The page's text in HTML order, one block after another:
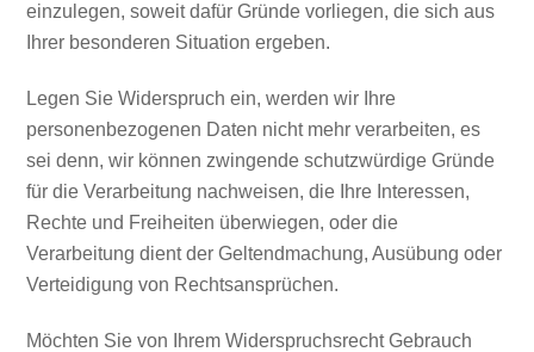
einzulegen, soweit dafür Gründe vorliegen, die sich aus
Ihrer besonderen Situation ergeben.
Legen Sie Widerspruch ein, werden wir Ihre
personenbezogenen Daten nicht mehr verarbeiten, es
sei denn, wir können zwingende schutzwürdige Gründe
für die Verarbeitung nachweisen, die Ihre Interessen,
Rechte und Freiheiten überwiegen, oder die
Verarbeitung dient der Geltendmachung, Ausübung oder
Verteidigung von Rechtsansprüchen.
Möchten Sie von Ihrem Widerspruchsrecht Gebrauch